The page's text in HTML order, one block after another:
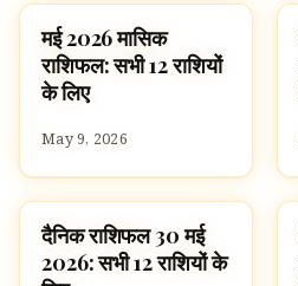
ज्योतिष
मई 2026 मासिक
राशिफल: सभी 12 राशियों
के लिए
May 9, 2026
ज्योतिष
दैनिक राशिफल 30 मई
2026: सभी 12 राशियों के